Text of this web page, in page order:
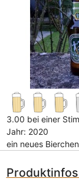
3.00 bei einer
Jahr: 2020
ein neues